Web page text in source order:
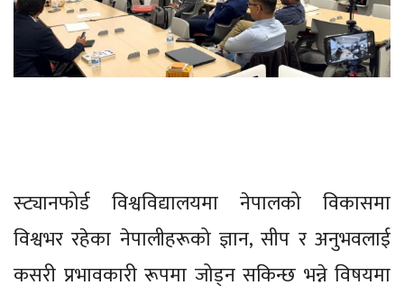
स्ट्यानफोर्ड विश्वविद्यालयमा नेपालको विकासमा
विश्वभर रहेका नेपालीहरूको ज्ञान, सीप र अनुभवलाई
कसरी प्रभावकारी रूपमा जोड्न सकिन्छ भन्ने विषयमा